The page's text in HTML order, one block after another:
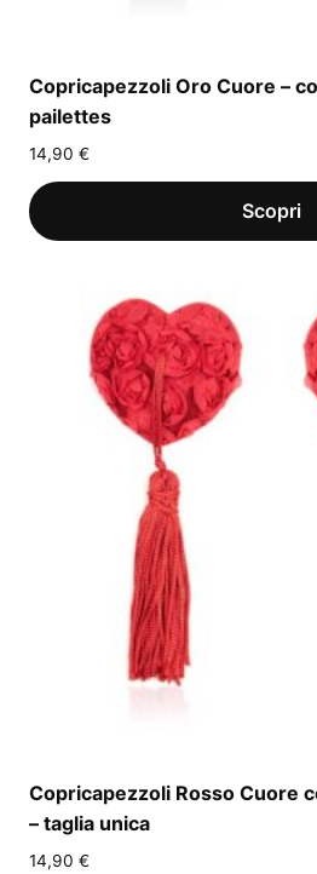
Copricapezzoli Oro Cuore –
pailettes
14,90 €
Copricapezzoli Rosso Cuore
– taglia unica
14,90 €